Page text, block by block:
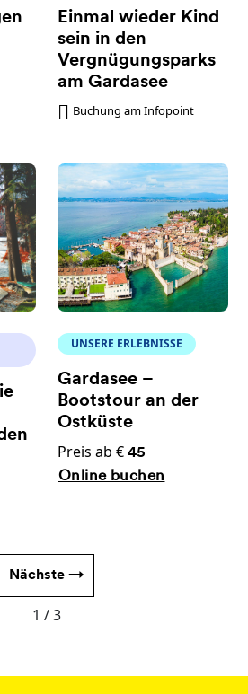
Einmal wieder Kind
sein in den
Vergnügungsparks
am Gardasee
Buchung am Infopoint
UNSERE ERLEBNISSE
Gardasee –
Bootstour an der
Ostküste
Preis ab € 45
Online buchen
Nächste →
1 / 3